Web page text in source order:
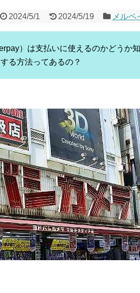
2024/5/1 2024/5/19 メルペ
）は支払いに使えるのかどうか
る方法ってあるの？